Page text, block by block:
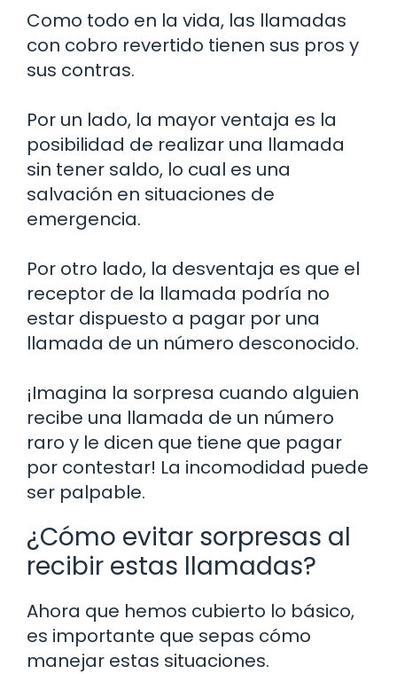
Como todo en la vida, las llamadas
con cobro revertido tienen sus pros y
sus contras.
Por un lado, la mayor ventaja es la
posibilidad de realizar una llamada
sin tener saldo, lo cual es una
salvación en situaciones de
emergencia.
Por otro lado, la desventaja es que el
receptor de la llamada podría no
estar dispuesto a pagar por una
llamada de un número desconocido.
¡Imagina la sorpresa cuando alguien
recibe una llamada de un número
raro y le dicen que tiene que pagar
por contestar! La incomodidad puede
ser palpable.
¿Cómo evitar sorpresas al
recibir estas llamadas?
Ahora que hemos cubierto lo básico,
es importante que sepas cómo
manejar estas situaciones.